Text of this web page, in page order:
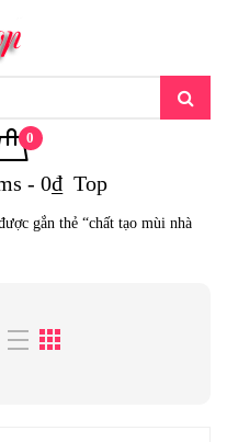
0
- 0₫ Top
gắn thẻ “chất tạo mùi nhà